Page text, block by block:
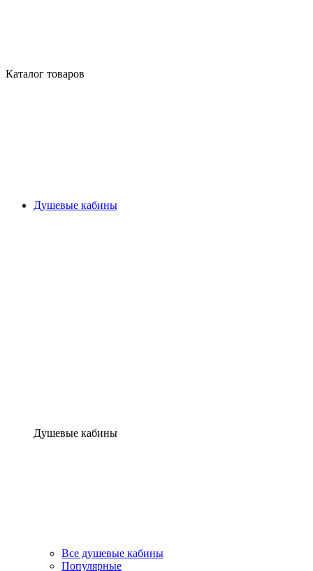
Каталог товаров
Душевые кабины
Душевые кабины
Все душевые кабины
Популярные